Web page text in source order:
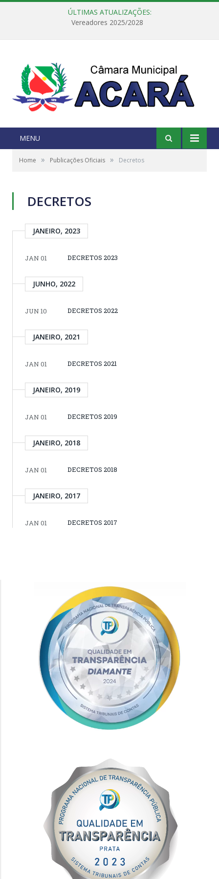
ÚLTIMAS ATUALIZAÇÕES:
Vereadores 2025/2028
MENU
Home » Publicações Oficiais » Decretos
DECRETOS
JANEIRO, 2023
JAN 01 DECRETOS 2023
JUNHO, 2022
JUN 10 DECRETOS 2022
JANEIRO, 2021
JAN 01 DECRETOS 2021
JANEIRO, 2019
JAN 01 DECRETOS 2019
JANEIRO, 2018
JAN 01 DECRETOS 2018
JANEIRO, 2017
JAN 01 DECRETOS 2017